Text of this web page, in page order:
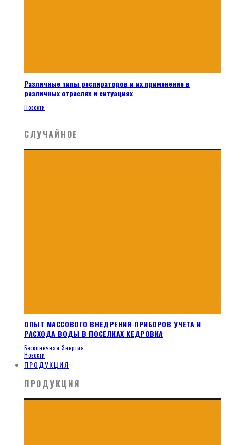
Различные типы респираторов и их применение в
различных отраслях и ситуациях
Новости
СЛУЧАЙНОЕ
ОПЫТ МАССОВОГО ВНЕДРЕНИЯ ПРИБОРОВ УЧЕТА И
РАСХОДА ВОДЫ В ПОСЕЛКАХ КЕДРОВКА
Бесконечная Энергия
Новости
ПРОДУКЦИЯ
ПРОДУКЦИЯ